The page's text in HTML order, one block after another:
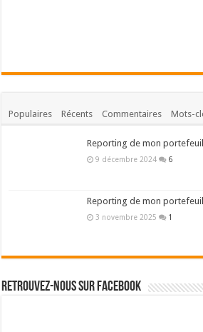
Populaires Récents Commentaires Mots-
Reporting de mon
9 décembre 2024 6
Reporting de mon
3 novembre 2025 1
Retrouvez-nous sur Facebook